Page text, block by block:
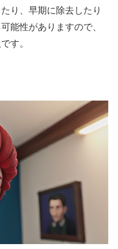
り、早期に除去したり
能性がありますので、
す。